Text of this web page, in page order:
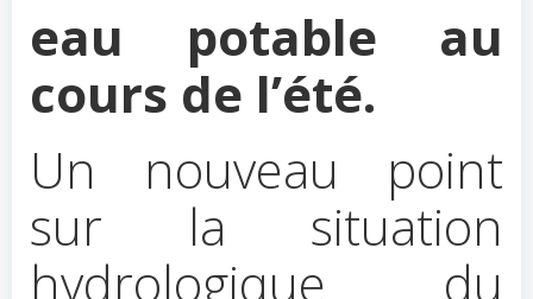
eau potable au
cours de l’été.
Un nouveau point
sur la situation
hydrologique du